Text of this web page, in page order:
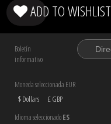
ADD TO WISHLIST
Boletín
informativo
Moneda seleccionada EUR
$ Dollars
£ GBP
Idioma seleccionadoES